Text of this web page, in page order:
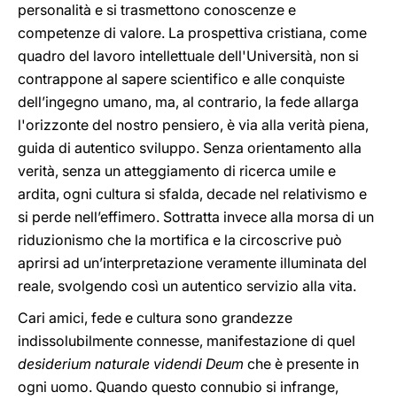
personalità e si trasmettono conoscenze e
competenze di valore. La prospettiva cristiana, come
quadro del lavoro intellettuale dell'Università, non si
contrappone al sapere scientifico e alle conquiste
dell’ingegno umano, ma, al contrario, la fede allarga
l'orizzonte del nostro pensiero, è via alla verità piena,
guida di autentico sviluppo. Senza orientamento alla
verità, senza un atteggiamento di ricerca umile e
ardita, ogni cultura si sfalda, decade nel relativismo e
si perde nell’effimero. Sottratta invece alla morsa di un
riduzionismo che la mortifica e la circoscrive può
aprirsi ad un’interpretazione veramente illuminata del
reale, svolgendo così un autentico servizio alla vita.
Cari amici, fede e cultura sono grandezze
indissolubilmente connesse, manifestazione di quel
desiderium naturale videndi Deum che è presente in
ogni uomo. Quando questo connubio si infrange,